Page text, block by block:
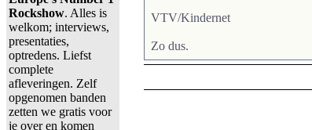
Rockshow. Alles is
welkom; interviews,
presentaties,
optredens. Liefst
complete
afleveringen. Zelf
opgenomen banden
zetten we gratis voor
je over en komen
VTV/Kindernet
Zo dus.